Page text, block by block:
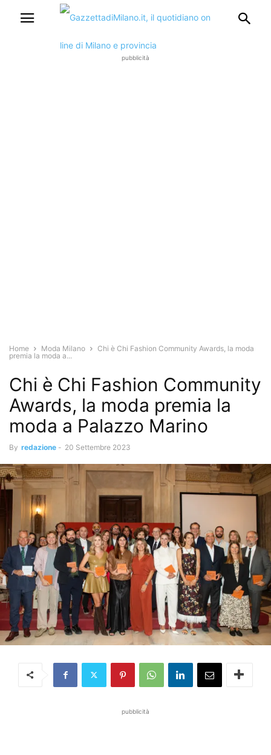
pubblicità
Home Moda Milano
Chi è Chi Fashion Community Awards, la moda
premia la moda a...
Chi è Chi Fashion Community
Awards, la moda premia la
moda a Palazzo Marino
By redazione - 20 Settembre 2023
pubblicità